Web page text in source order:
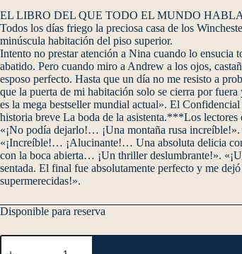
EL LIBRO DEL QUE TODO EL MUNDO HABLA
Todos los días friego la preciosa casa de los
minúscula habitación del piso superior.
Intento no prestar atención a Nina cuando lo ensucia
abatido. Pero cuando miro a Andrew a los ojos,
esposo perfecto. Hasta que un día no me resisto a
que la puerta de mi habitación solo se cierra por
es la mega bestseller mundial actual». El
historia breve La boda de la asistenta.***Los lectores
«¡No podía dejarlo!… ¡Una montaña rusa
«¡Increíble!… ¡Alucinante!… Una absoluta delicia
con la boca abierta… ¡Un thriller deslumbrante!».
sentada. El final fue absolutamente perfecto y me
supermerecidas!».
Disponible para reserva